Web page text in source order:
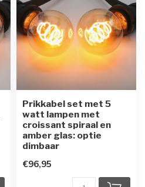
Prikkabel set met 5
watt lampen met
croissant spiraal en
amber glas: optie
dimbaar
€96,95